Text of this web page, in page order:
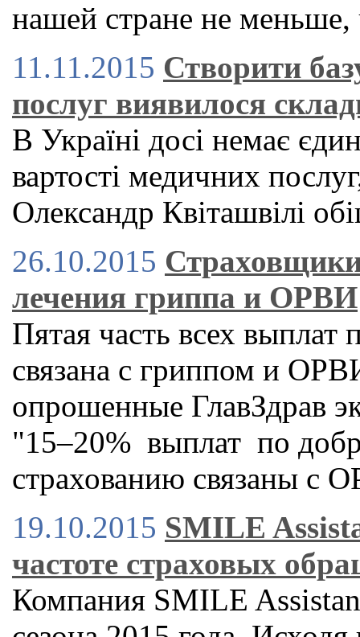
нашей стране не меньше,
11.11.2015 Створити
послуг виявилося
В Україні досі немає
вартості медичних
Олександр Квіташвілі
26.10.2015
лечения гриппа и ОРВИ
Пятая часть всех
связана с гриппом и
опрошенные ГлавЗдрав
"15–20% выплат по
страхованию связаны с
19.10.2015 SMILE
частоте страховых
Компания SMILE